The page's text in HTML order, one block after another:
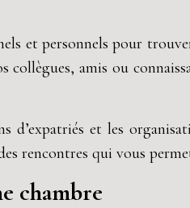
et personnels pour
collègues, amis ou
d’expatriés et les
rencontres qui vous
chambre